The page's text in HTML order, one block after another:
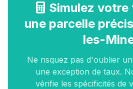
Simulez votre
une parcelle
les-
Ne risquez pas d'oublier
une exception de taux.
vérifie les spécificités de